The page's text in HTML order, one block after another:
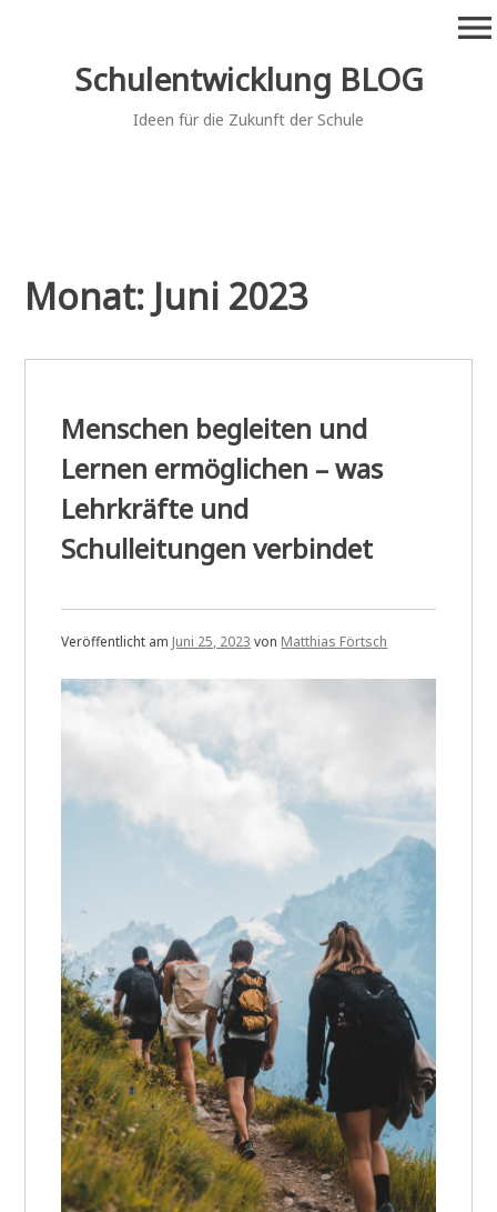
Schulentwicklung BLOG
Ideen für die Zukunft der Schule
menu
Monat: Juni 2023
Menschen begleiten und
Lernen ermöglichen – was
Lehrkräfte und
Schulleitungen verbindet
Veröffentlicht am Juni 25, 2023 von Matthias Förtsch